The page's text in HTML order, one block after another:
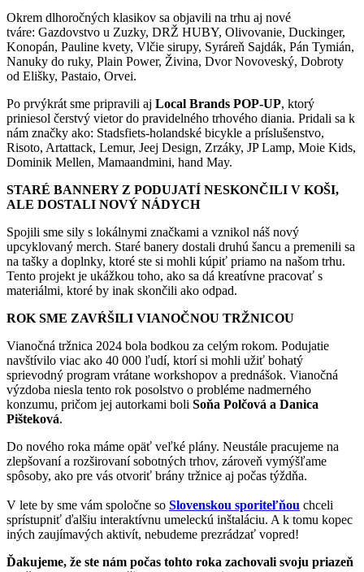
Okrem dlhoročných klasikov sa objavili na trhu aj nové
tváre: Gazdovstvo u Zuzky, DRŽ HUBY, Olivovanie, Duckinger,
Konopán, Pauline kvety, Vlčie sirupy, Syráreň Sajdák, Pán Tymián,
Nanuky do ruky, Plain Power, Živina, Dvor Novoveský, Dobroty
od Elišky, Pastaio, Orvei.
Po prvýkrát sme pripravili aj Local Brands POP-UP, ktorý
priniesol čerstvý vietor do pravidelného trhového diania. Pridali sa k
nám značky ako: Stadsfiets-holandské bicykle a príslušenstvo,
Risoto, Artattack, Lemur, Jeej Design, Zrzáky, JP Lamp, Moie Kids,
Dominik Mellen, Mamaandmini, hand May.
STARÉ BANNERY Z PODUJATÍ NESKONČILI V KOŠI,
ALE DOSTALI NOVÝ NÁDYCH
Spojili sme sily s lokálnymi značkami a vznikol náš nový
upcyklovaný merch. Staré banery dostali druhú šancu a premenili sa
na tašky a doplnky, ktoré ste si mohli kúpiť priamo na našom trhu.
Tento projekt je ukážkou toho, ako sa dá kreatívne pracovať s
materiálmi, ktoré by inak skončili ako odpad.
ROK SME ZAVŔŠILI VIANOČNOU TRŽNICOU
Vianočná tržnica 2024 bola bodkou za celým rokom. Podujatie
navštívilo viac ako 40 000 ľudí, ktorí si mohli užiť bohatý
sprievodný program vrátane workshopov a prednášok. Vianočná
výzdoba niesla tento rok posolstvo o probléme nadmerného
konzumu, pričom jej autorkami boli Soňa Polčová a Danica
Pišteková.
Do nového roka máme opäť veľké plány. Neustále pracujeme na
zlepšovaní a rozširovaní sobotných trhov, zároveň vymýšľame
spôsoby, ako pre vás otvoriť brány tržnice aj počas týždňa.
V lete by sme vám spoločne so Slovenskou sporiteľňou chceli
sprístupniť ďalšiu interaktívnu umeleckú inštaláciu. A k tomu kopec
iných zaujímavých aktivít, nebudeme prezrádzať vopred!
Ďakujeme, že ste nám počas tohto roka zachovali svoju priazeň